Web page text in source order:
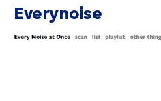
Everynoise